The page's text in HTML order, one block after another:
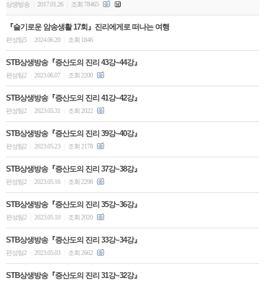
상생방송 2017.01.26 조회 78465
『슬기로운 암송생활 17회』진리에게로 떠나는 여행
편성팀5 2024.06.20 조회 1846
STB상생방송『증산도의 진리 43강~44강』
편성팀2 2023.06.07 조회 2200
STB상생방송『증산도의 진리 41강~42강』
편성팀2 2023.05.31 조회 2022
STB상생방송『증산도의 진리 39강~40강』
편성팀2 2023.05.23 조회 2178
STB상생방송『증산도의 진리 37강~38강』
편성팀2 2023.05.16 조회 2298
STB상생방송『증산도의 진리 35강~36강』
편성팀2 2023.05.10 조회 2020
STB상생방송『증산도의 진리 33강~34강』
편성팀2 2023.05.03 조회 2662
STB상생방송『증산도의 진리 31강~32강』